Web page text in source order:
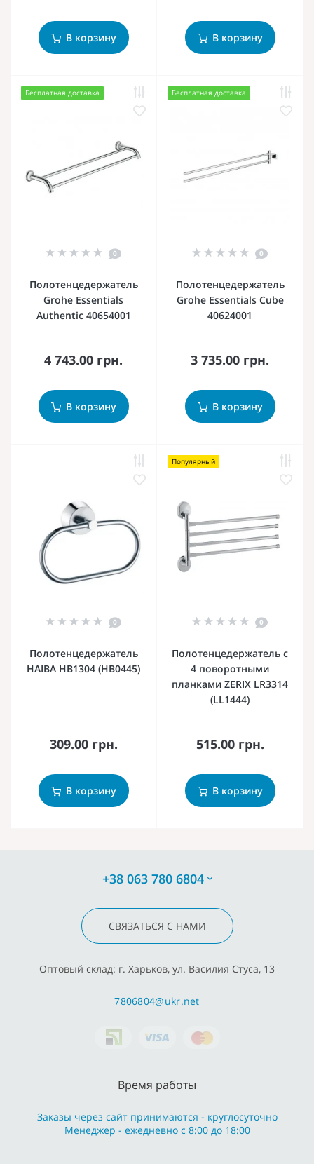
В корзину В корзину
Бесплатная доставка
0
Полотенцедержатель
Grohe Essentials
Authentic 40654001
4 743.00 грн.
В корзину
Бесплатная доставка
0
Полотенцедержатель
Grohe Essentials Cube
40624001
3 735.00 грн.
В корзину
0
Полотенцедержатель
HAIBA HB1304 (HB0445)
309.00 грн.
В корзину
Популярный
0
Полотенцедержатель с
4 поворотными
планками ZERIX LR3314
(LL1444)
515.00 грн.
В корзину
+38 063 780 6804
СВЯЗАТЬСЯ С НАМИ
Оптовый склад: г. Харьков, ул. Василия Стуса, 13
7806804@ukr.net
Время работы
Заказы через сайт принимаются - круглосуточно
Менеджер - ежедневно с 8:00 до 18:00